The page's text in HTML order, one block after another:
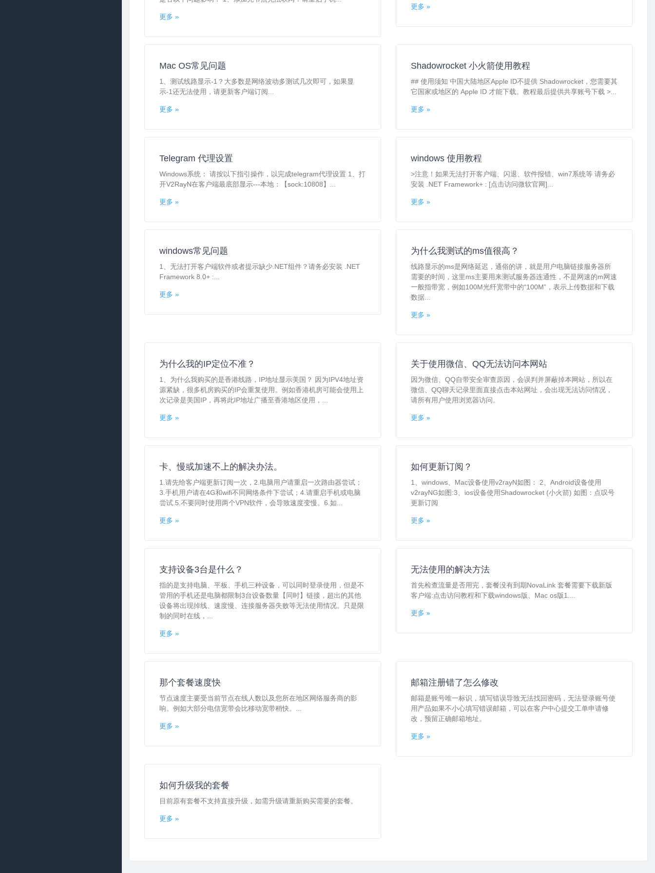
更多 »
更多 »
Mac OS常见问题
1、测试线路显示-1？大多数是网络波动多测试几次即可，如果显
示-1还无法使用，请更新客户端订阅...
更多 »
Shadowrocket 小火箭使用教程
## 使用须知 中国大陆地区Apple ID不提供 Shadowrocket，您需要其
它国家或地区的 Apple ID 才能下载。教程最后提供共享账号下载 >...
更多 »
Telegram 代理设置
Windows系统： 请按以下指引操作，以完成telegram代理设置 1、打
开V2RayN在客户端最底部显示---本地：【sock:10808】...
更多 »
windows 使用教程
>注意！如果无法打开客户端、闪退、软件报错、win7系统等 请务必
安装 .NET Framework+ : [点击访问微软官网]...
更多 »
windows常见问题
1、无法打开客户端软件或者提示缺少.NET组件？请务必安装 .NET
Framework 8.0+ :...
更多 »
为什么我测试的ms值很高？
线路显示的ms是网络延迟，通俗的讲，就是用户电脑链接服务器所
需要的时间，这里ms主要用来测试服务器连通性，不是网速的m网速
一般指带宽，例如100M光纤宽带中的“100M”，表示上传数据和下载
数据...
更多 »
为什么我的IP定位不准？
1、为什么我购买的是香港线路，IP地址显示美国？ 因为IPV4地址资
源紧缺，很多机房购买的IP会重复使用。例如香港机房可能会使用上
次记录是美国IP，再将此IP地址广播至香港地区使用，...
更多 »
关于使用微信、QQ无法访问本网站
因为微信、QQ自带安全审查原因，会误判并屏蔽掉本网站，所以在
微信、QQ聊天记录里面直接点击本站网址，会出现无法访问情况，
请所有用户使用浏览器访问。
更多 »
卡、慢或加速不上的解决办法。
1.请先给客户端更新订阅一次，2.电脑用户请重启一次路由器尝试；
3.手机用户请在4G和wifi不同网络条件下尝试；4.请重启手机或电脑
尝试.5.不要同时使用两个VPN软件，会导致速度变慢。6.如...
更多 »
如何更新订阅？
1、windows、Mac设备使用v2rayN如图： 2、Android设备使用
v2rayNG如图:3、ios设备使用Shadowrocket (小火箭) 如图：点叹号
更新订阅
更多 »
支持设备3台是什么？
指的是支持电脑、平板、手机三种设备，可以同时登录使用，但是不
管用的手机还是电脑都限制3台设备数量【同时】链接，超出的其他
设备将出现掉线、速度慢、连接服务器失败等无法使用情况。只是限
制的同时在线，...
更多 »
无法使用的解决方法
首先检查流量是否用完，套餐没有到期NovaLink 套餐需要下载新版
客户端:点击访问教程和下载windows版、Mac os版1....
更多 »
那个套餐速度快
节点速度主要受当前节点在线人数以及您所在地区网络服务商的影
响。例如大部分电信宽带会比移动宽带稍快。...
更多 »
邮箱注册错了怎么修改
邮箱是账号唯一标识，填写错误导致无法找回密码，无法登录账号使
用产品如果不小心填写错误邮箱，可以在客户中心提交工单申请修
改，预留正确邮箱地址。
更多 »
如何升级我的套餐
目前原有套餐不支持直接升级，如需升级请重新购买需要的套餐。
更多 »